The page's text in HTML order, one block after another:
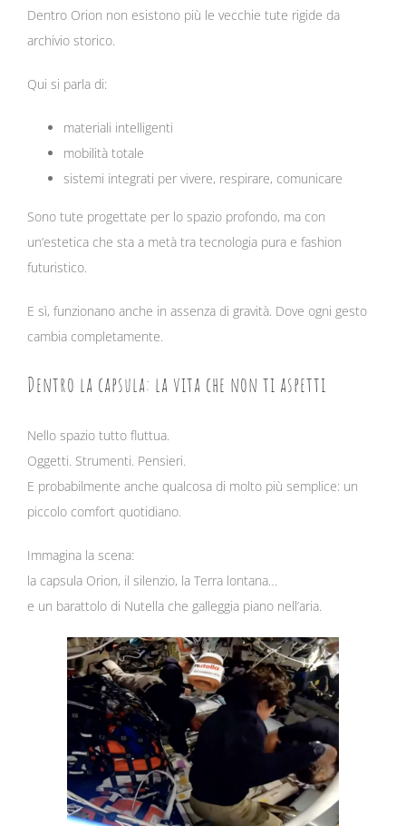
Dentro Orion non esistono più le vecchie tute rigide da
archivio storico.
Qui si parla di:
materiali intelligenti
mobilità totale
sistemi integrati per vivere, respirare, comunicare
Sono tute progettate per lo spazio profondo, ma con
un’estetica che sta a metà tra tecnologia pura e fashion
futuristico.
E sì, funzionano anche in assenza di gravità. Dove ogni gesto
cambia completamente.
Dentro la capsula: la vita che non ti aspetti
Nello spazio tutto fluttua.
Oggetti. Strumenti. Pensieri.
E probabilmente anche qualcosa di molto più semplice: un
piccolo comfort quotidiano.
Immagina la scena:
la capsula Orion, il silenzio, la Terra lontana…
e un barattolo di Nutella che galleggia piano nell’aria.